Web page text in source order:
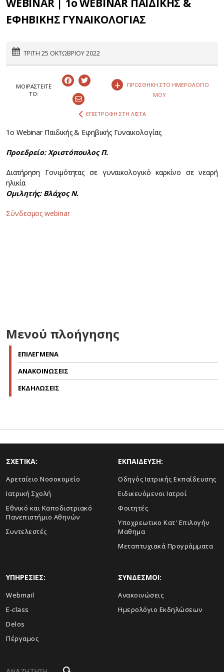
WEBINAR | 1ο WEBINAR ΠΑΙΔΙΚΗΣ &
ΕΦΗΒΙΚΗΣ ΓΥΝΑΙΚΟΛΟΓΙΑΣ
ΤΡΙΤΗ 25 ΟΚΤΩΒΡΙΟΥ 2022
ΜΟΙΡΑΣΤEIΤΕ
ΤΟ:
+
ΠΡΟΣΘΗΚΗ ΣΤΟ ΗΜΕΡΟΛΟΓΙΟ
ΜΟΥ
ΕΠΙΣΤΡΟΦΗ ΣΤΗ ΛΙΣΤΑ
1o Webinar Παιδικής & Εφηβικής Γυναικολογίας
Προεδρείο: Χριστόπουλος Π.
Διατήρηση Γονιμότητας σε γυναικολογικό καρκίνο σε νεαρή
ηλικία
Oμιλητής: Βλάχος Ν.
Σύνδεσμος webinar
Μενού πλοήγησης
ΕΠΙΛΕΓΜΕΝΑ
ΑΝΑΚΟΙΝΩΣΕΙΣ
ΕΚΔΗΛΩΣΕΙΣ
ΣΧΕΤΙΚΑ:
Αρεταίειο Νοσοκομείο
Ιατρική Σχολή
Εθνικό και Καποδιστριακό
Πανεπιστήμιο Αθηνών
Συντελεστές
ΕΚΠΑΙΔΕΥΣΗ:
Οδηγός Ιατρικής Εκπαίδευσης
Ειδικευόμενοι Ιατροί
Φοιτητές
Υποχρεωτικο Κατ' Επιλογήν
Μαθημα
Μεταπτυχιακά Προγράμματα
ΥΠΗΡΕΣΙΕΣ:
Webmail
E-class
Delos
Πέργαμος
ΣΥΝΔΕΣΜΟΙ:
Ανακοινώσεις
Ημερολόγιο Εκδηλώσεων